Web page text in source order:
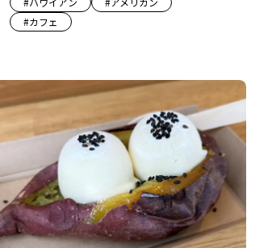
#カフェ